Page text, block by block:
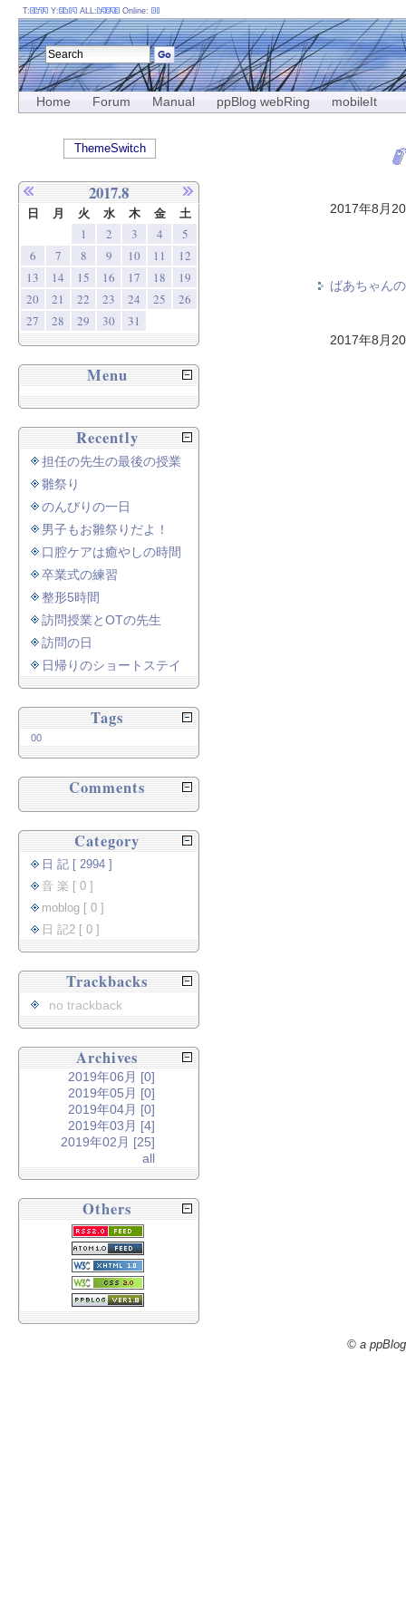
Home Forum Manual ppBlog webRing mobileIt
2017年8月
ばあちゃん
2017年8月
T: Y: ALL: Online:
ThemeSwitch
2017.8
日 月 火 水 木 金 土
1 2 3 4
5
6
7 8 9 10 11
12
13
14 15 16 17 18
19
20
21 22 23 24 25
26
27
28 29 30 31
Menu
Recently
担任の先生の最後の授業
雛祭り
のんびりの一日
男子もお雛祭りだよ！
口腔ケアは癒やしの時間
卒業式の練習
整形5時間
訪問授業とOTの先生
訪問の日
日帰りのショートステイ
Tags
00
Comments
Category
日 記 [ 2994 ]
音 楽 [ 0 ]
moblog [ 0 ]
日 記2 [ 0 ]
Trackbacks
no trackback
Archives
2019年06月 [0]
2019年05月 [0]
2019年04月 [0]
2019年03月 [4]
2019年02月 [25]
all
Others
© a